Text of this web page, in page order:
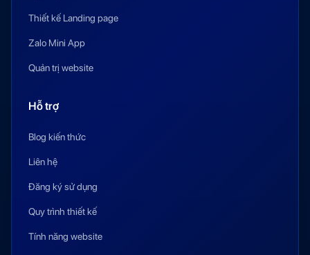
Thiết kế Landing page
Zalo Mini App
Quản trị website
Hỗ trợ
Blog kiến thức
Liên hệ
Đăng ký sử dụng
Quy trình thiết kế
Tính năng website